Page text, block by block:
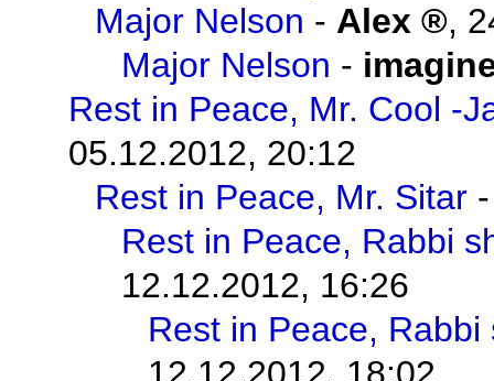
Major Nelson - Alex ,
Major Nelson -
Rest in Peace, Mr. Cool -
05.12.2012, 20:12
Rest in Peace, Mr. Sitar
Rest in Peace, Rabbi
12.12.2012, 16:26
Rest in Peace, Rabbi